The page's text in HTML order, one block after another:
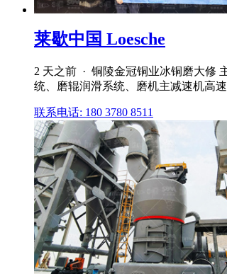
莱歇中国 Loesche
2 天之前 · 铜陵金冠铜业冰铜磨大修
统、磨辊润滑系统、磨机主减速机高
联系电话: 180 3780 8511